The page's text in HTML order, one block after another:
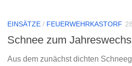
EINSÄTZE / FEUERWEHRKASTORF
Schnee zum
Aus dem zunächst dichten